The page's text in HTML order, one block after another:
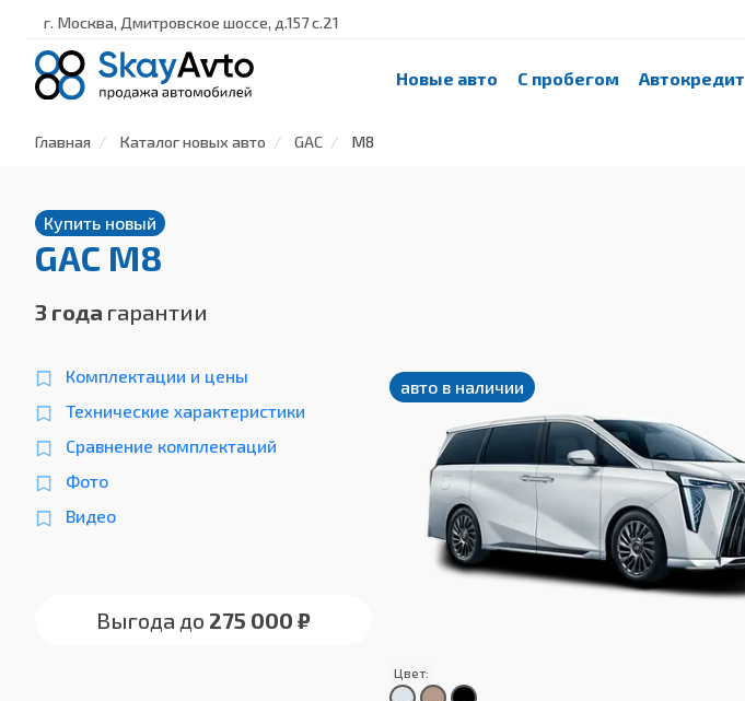
г. Москва, Дмитровское шоссе, д.157 с.21
Новые авто С пробегом Автокредит
Главная Каталог новых авто GAC M8
Купить новый
GAC M8
3 года гарантии
Комплектации и цены
Технические характеристики
Сравнение комплектаций
Фото
Видео
Выгода до 275 000 ₽
авто в наличии
Цвет: